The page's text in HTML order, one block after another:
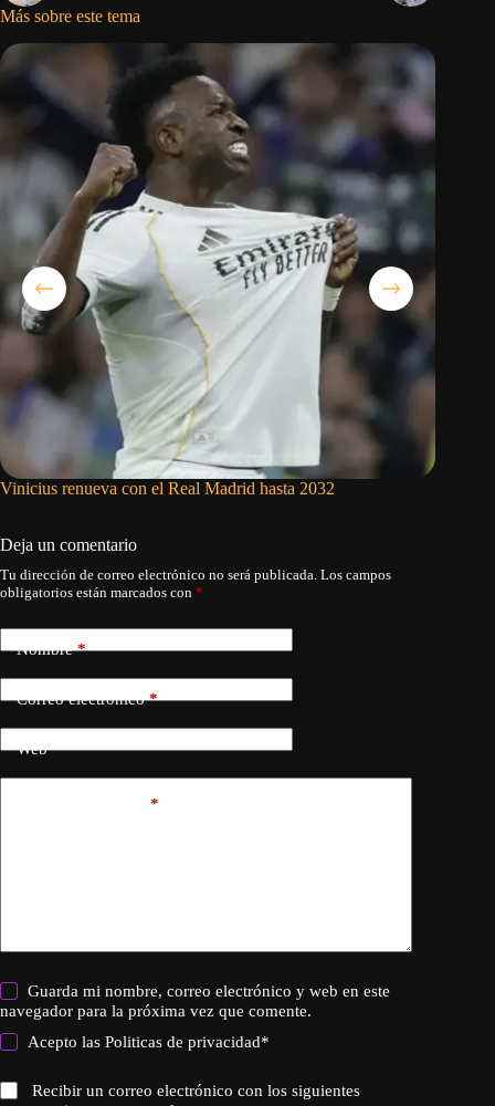
Más sobre este tema
Vinicius renueva con el Real Madrid hasta 2032
Deja un comentario
Tu dirección de correo electrónico no será publicada. Los campos
obligatorios están marcados con *
Nombre*
Correo electrónico*
Web
*
Guarda mi nombre, correo electrónico y web en este
navegador para la próxima vez que comente.
Acepto lasPoliticas de privacidad*
Recibir un correo electrónico con los siguientes